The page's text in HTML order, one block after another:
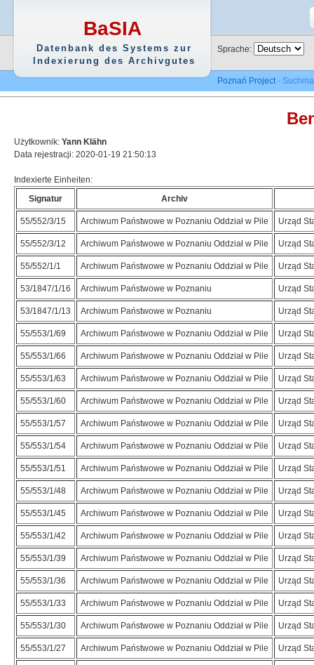
BaSIA
Datenbank des Systems zur
Indexierung des Archivgutes
Sprache:
Poznań Project-
Użytkownik: Yann Klähn
Data rejestracji: 2020-01-19 21:50:13
Indexierte Einheiten:
Signatur
Archiv
55/552/3/15 Archiwum Państwowe w Poznaniu Oddział w Pile Urząd
55/552/3/12 Archiwum Państwowe w Poznaniu Oddział w Pile Urząd
55/552/1/1 Archiwum Państwowe w Poznaniu Oddział w Pile Urząd
53/1847/1/16 Archiwum Państwowe w Poznaniu Urząd
53/1847/1/13 Archiwum Państwowe w Poznaniu Urząd
55/553/1/69 Archiwum Państwowe w Poznaniu Oddział w Pile Urząd
55/553/1/66 Archiwum Państwowe w Poznaniu Oddział w Pile Urząd
55/553/1/63 Archiwum Państwowe w Poznaniu Oddział w Pile Urząd
55/553/1/60 Archiwum Państwowe w Poznaniu Oddział w Pile Urząd
55/553/1/57 Archiwum Państwowe w Poznaniu Oddział w Pile Urząd
55/553/1/54 Archiwum Państwowe w Poznaniu Oddział w Pile Urząd
55/553/1/51 Archiwum Państwowe w Poznaniu Oddział w Pile Urząd
55/553/1/48 Archiwum Państwowe w Poznaniu Oddział w Pile Urząd
55/553/1/45 Archiwum Państwowe w Poznaniu Oddział w Pile Urząd
55/553/1/42 Archiwum Państwowe w Poznaniu Oddział w Pile Urząd
55/553/1/39 Archiwum Państwowe w Poznaniu Oddział w Pile Urząd
55/553/1/36 Archiwum Państwowe w Poznaniu Oddział w Pile Urząd
55/553/1/33 Archiwum Państwowe w Poznaniu Oddział w Pile Urząd
55/553/1/30 Archiwum Państwowe w Poznaniu Oddział w Pile Urząd
55/553/1/27 Archiwum Państwowe w Poznaniu Oddział w Pile Urząd